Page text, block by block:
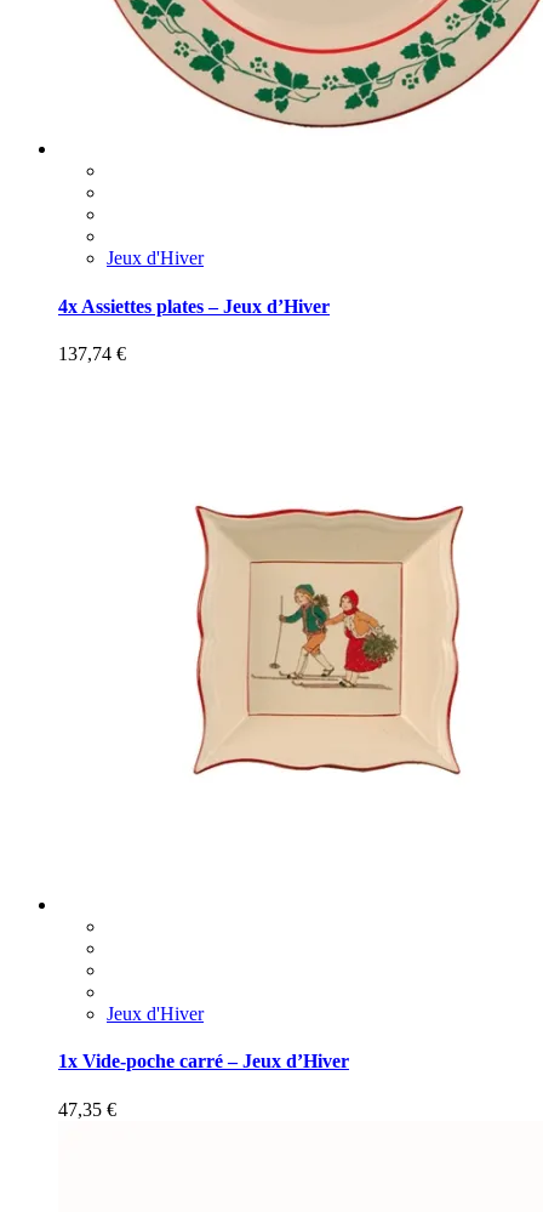
Jeux d'Hiver
4x Assiettes plates – Jeux d’Hiver
137,74 €
Jeux d'Hiver
1x Vide-poche carré – Jeux d’Hiver
47,35 €